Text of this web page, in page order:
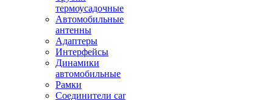
термоусадочные
Автомобильные
антенны
Адаптеры
Интерфейсы
Динамики
автомобильные
Рамки
Соединители car